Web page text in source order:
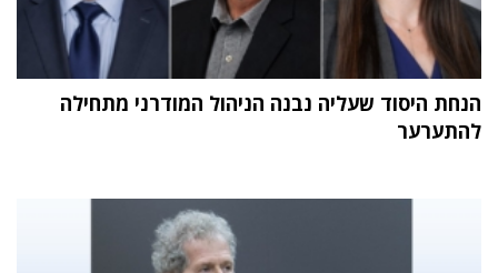
הנחת היסוד שעליה נבנה הניהול המודרני מתחילה
להתערער